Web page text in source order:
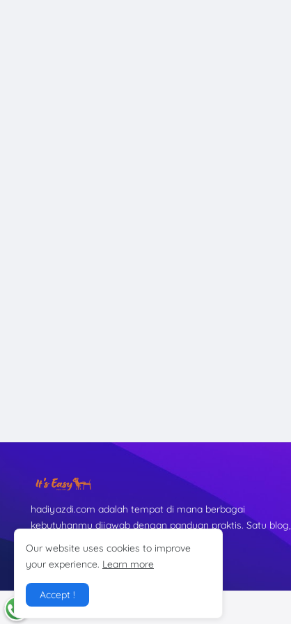
hadiyazdi.com adalah tempat di mana berbagai
kebutuhanmu dijawab dengan panduan praktis. Satu blog,
banyak solusi. It’s easy.
Our website uses cookies to improve
your experience. Learn more
Accept !